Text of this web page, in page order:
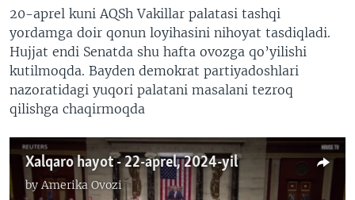
20-aprel kuni AQSh Vakillar palatasi tashqi
yordamga doir qonun loyihasini nihoyat tasdiqladi.
Hujjat endi Senatda shu hafta ovozga qo’yilishi
kutilmoqda. Bayden demokrat partiyadoshlari
nazoratidagi yuqori palatani masalani tezroq
qilishga chaqirmoqda
Xalqaro hayot - 22-aprel, 2024-yil
by Amerika Ovozi